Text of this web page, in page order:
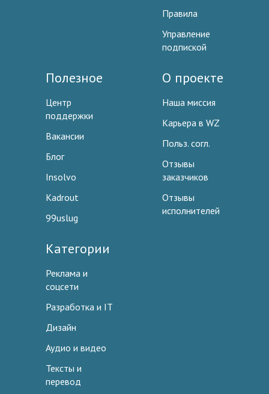
Правила
Управление
подпиской
Полезное
Центр
поддержки
Вакансии
Блог
Insolvo
Kadrout
99uslug
О проекте
Наша миссия
Карьера в WZ
Польз. согл.
Отзывы
заказчиков
Отзывы
исполнителей
Категории
Реклама и
соцсети
Разработка и IT
Дизайн
Аудио и видео
Тексты и
перевод